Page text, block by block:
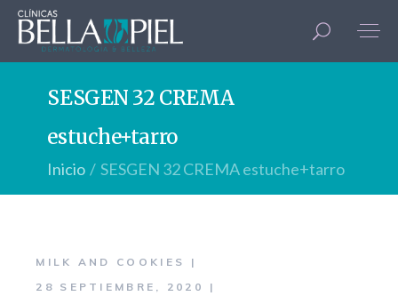
SESGEN 32 CREMA
estuche+tarro
Inicio SESGEN 32 CREMA estuche+tarro
MILK AND COOKIES
28 SEPTIEMBRE, 2020